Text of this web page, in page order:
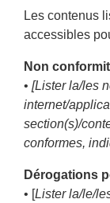
Les contenus
accessibles
Non
• [Lister la/les
internet/
section(s)/
conformes,
Dérogations
• [Lister la/le/